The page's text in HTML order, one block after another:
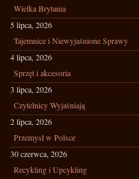
Wielka Brytania
5 lipca, 2026
Tajemnice i Niewyjaśnione Sprawy
4 lipca, 2026
Sprzęt i akcesoria
3 lipca, 2026
Czytelnicy Wyjaśniają
2 lipca, 2026
Przemysł w Polsce
30 czerwca, 2026
Recykling i Upcykling